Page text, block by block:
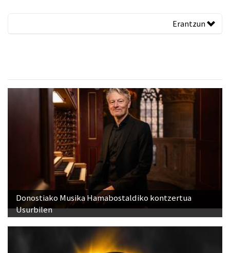
Erantzun
Donostiako Musika Hamabostaldiko kontzertua
Usurbilen